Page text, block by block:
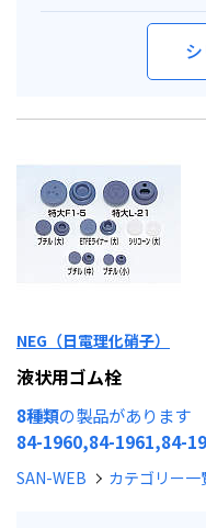
NEG（日電理化硝子）
液状用ゴム栓
8種類の製品があります
84-1960,84-1961,84-
SAN-WEB カテゴリー一